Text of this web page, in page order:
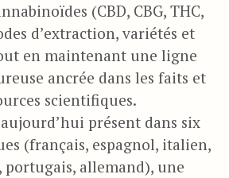
(CBD, CBG, THC,
d’extraction, variétés et
en maintenant une ligne
ancrée dans les faits et
scientifiques.
présent dans six
(français, espagnol, italien,
portugais, allemand), une